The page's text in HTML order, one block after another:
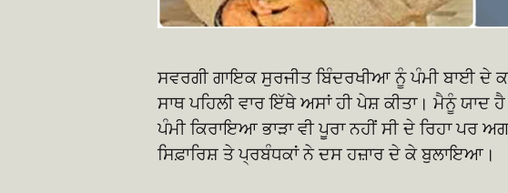
ਸਵਰਗੀ ਗਾਇਕ ਸੁਰਜੀਤ ਬਿੰਦਰਖੀਆ ਨੂੰ ਪੰਮੀ ਬਾਈ ਦੇ
ਸਾਥ ਪਹਿਲੀ ਵਾਰ ਇੱਥੇ ਅਸਾਂ ਹੀ ਪੇਸ਼ ਕੀਤਾ। ਮੈਨੂੰ
ਪੰਮੀ ਕਿਰਾਇਆ ਭਾੜਾ ਵੀ ਪੂਰਾ ਨਹੀਂ ਸੀ ਦੇ ਰਿਹਾ
ਸਿਫ਼ਾਰਿਸ਼ ਤੇ ਪ੍ਰਬੰਧਕਾਂ ਨੇ ਦਸ ਹਜ਼ਾਰ ਦੇ ਕੇ ਬੁਲਾਇਆ।